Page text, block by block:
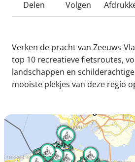
Delen Volgen
Verken de pracht van Zeeuws-
top 10 recreatieve fietsroutes,
landschappen en
mooiste plekjes van deze regio